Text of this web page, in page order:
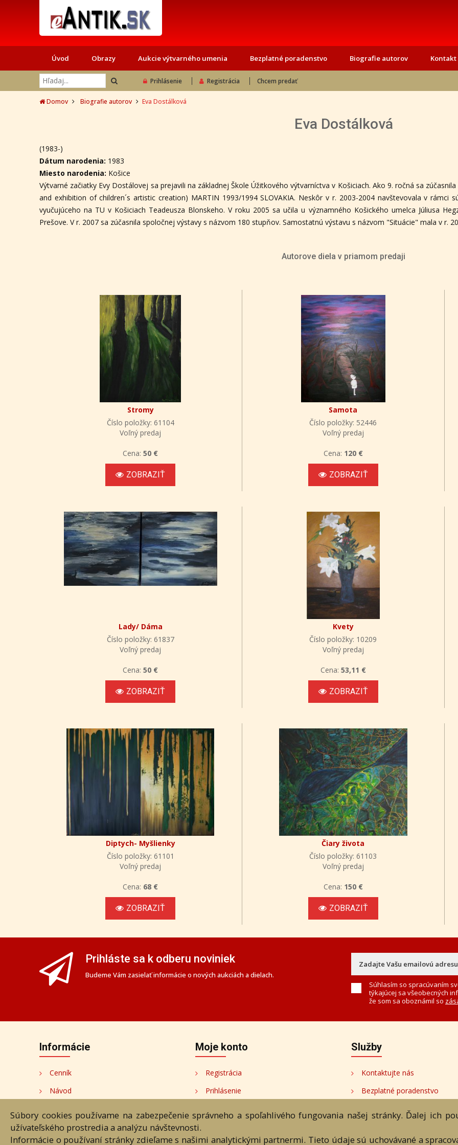
Úvod Obrazy Aukcie výtvarného umenia Bezplatné poradenstvo Biografie autorov Kontakt
Prihlásenie Registrácia Chcem predať
Domov Biografie autorov Eva Dostálková
Eva Dostálková
(1983-)
Dátum narodenia: 1983
Miesto narodenia: Košice
Výtvarné začiatky Evy Dostálovej sa prejavili na základnej Škole Úžitkového výtvarníctva v Košiciach. Ako 9. ročná sa
and exhibition of children´s artistic creation) MARTIN 1993/1994 SLOVAKIA. Neskôr v r. 2003-2004 navštevovala v rámci
vyučujúceho na TU v Košiciach Teadeusza Blonskeho. V roku 2005 sa učila u významného Košického umelca Júliusa
Prešove. V r. 2007 sa zúčasnila spoločnej výstavy s názvom 180 stupňov. Samostatnú výstavu s názvom "Situácie" mala v r.
Autorove diela v priamom predaji
Stromy
Číslo položky: 61104
Voľný predaj
Cena:50 €
ZOBRAZIŤ
Samota
Číslo položky: 52446
Voľný predaj
Cena: 120 €
ZOBRAZIŤ
Lady/ Dáma
Číslo položky: 61837
Voľný predaj
Cena:50 €
ZOBRAZIŤ
Kvety
Číslo položky: 10209
Voľný predaj
Cena: 53,11 €
ZOBRAZIŤ
Diptych- Myšlienky
Číslo položky: 61101
Voľný predaj
Cena: 68 €
ZOBRAZIŤ
Čiary života
Číslo položky: 61103
Voľný predaj
Cena: 150 €
ZOBRAZIŤ
Prihláste sa k odberu noviniek
Budeme Vám zasielať informácie o nových aukciách a dielach.
Súhlasím so spracúvaním
týkajúcej sa všeobecných
že som sa oboznámil so
Informácie
Cenník
Návod
Cookies
Moje konto
Registrácia
Prihlásenie
Služby
Kontaktujte nás
Bezplatné poradenstvo
Súbory cookies používame na zabezpečenie správneho a spoľahlivého fungovania našej stránky. Ďalej ich
užívateľského prostredia a analýzu návštevnosti.
Informácie o používaní stránky zdieľame s našimi analytickými partnermi. Tieto údaje sú uchovávané a